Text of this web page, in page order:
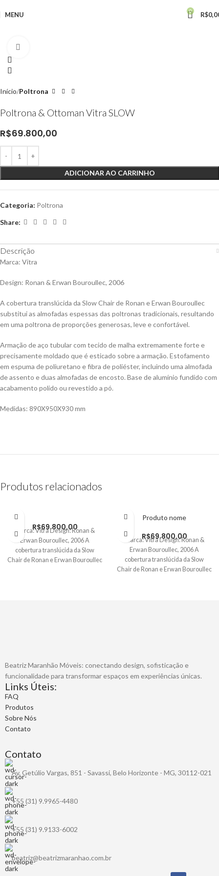
MENU 0 R$
Início Poltrona
Poltrona & Ottoman Vitra SLOW
R$69.800,00
ADICIONAR AO CARRINHO
Categoria: Poltrona
Share:
Descrição
Marca: Vitra
Design: Ronan & Erwan Bouroullec, 2006
A cobertura translúcida da Slow Chair de Ronan e Erwan Bouroullec
substitui as almofadas espessas das poltronas tradicionais, resultando
em uma poltrona de proporções generosas, leve e confortável.
Armação de aço tubular com tecido de malha extremamente forte e
precisamente moldado que é esticado sobre a armação. Estofamento
em espuma de poliuretano e fibra de poliéster, incluindo uma almofada
de assento e duas almofadas de encosto. Base de alumínio fundido com
acabamento polido ou revestido a pó.
Medidas: 890X950X930 mm
Produtos relacionados
R$69.800,00
Marca: Vitra Design: Ronan &
Erwan Bouroullec, 2006 A
cobertura translúcida da Slow
Chair de Ronan e Erwan Bouroullec
Produto nome
R$69.800,00
Marca: Vitra Design: Ronan &
Erwan Bouroullec, 2006 A
cobertura translúcida da Slow
Chair de Ronan e Erwan Bouroullec
Beatriz Maranhão Móveis: conectando design, sofisticação e
funcionalidade para transformar espaços em experiências únicas.
Links Úteis:
FAQ
Produtos
Sobre Nós
Contato
Contato
Av. Getúlio Vargas, 851 - Savassi, Belo Horizonte - MG, 30112-021
+55 (31) 9.9965-4480
+55 (31) 9.9133-6002
beatriz@beatrizmaranhao.com.br